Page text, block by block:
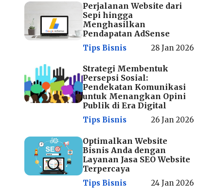
Perjalanan Website dari
Sepi hingga
Menghasilkan
Pendapatan AdSense
Tips Bisnis 28 Jan 2026
Strategi Membentuk
Persepsi Sosial:
Pendekatan Komunikasi
untuk Menangkan Opini
Publik di Era Digital
Tips Bisnis 26 Jan 2026
Optimalkan Website
Bisnis Anda dengan
Layanan Jasa SEO Website
Terpercaya
Tips Bisnis 24 Jan 2026